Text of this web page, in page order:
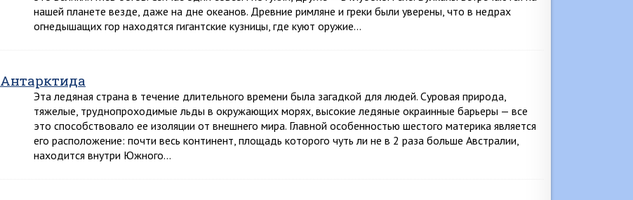
нашей планете везде, даже на дне океанов. Древние римляне и греки были уверены, что в недрах
огнедышащих гор находятся гигантские кузницы, где куют оружие…
Антарктида
Эта ледяная страна в течение длительного времени была загадкой для людей. Суровая природа,
тяжелые, труднопроходимые льды в окружающих морях, высокие ледяные окраинные барьеры — все
это способствовало ее изоляции от внешнего мира. Главной особенностью шестого материка является
его расположение: почти весь континент, площадь которого чуть ли не в 2 раза больше Австралии,
находится внутри Южного…